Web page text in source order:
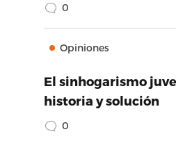
0
Opiniones
El sinhogarismo
historia y solución
0